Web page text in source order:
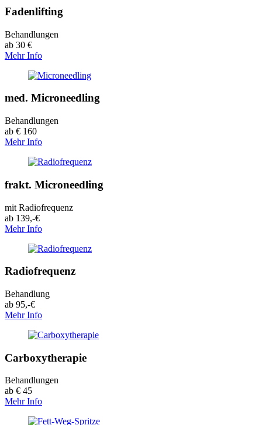
Fadenlifting
Behandlungen
ab 30 €
Mehr Info
med. Microneedling
Behandlungen
ab € 160
Mehr Info
frakt. Microneedling
mit Radiofrequenz
ab 139,-€
Mehr Info
Radiofrequenz
Behandlung
ab 95,-€
Mehr Info
Carboxytherapie
Behandlungen
ab € 45
Mehr Info